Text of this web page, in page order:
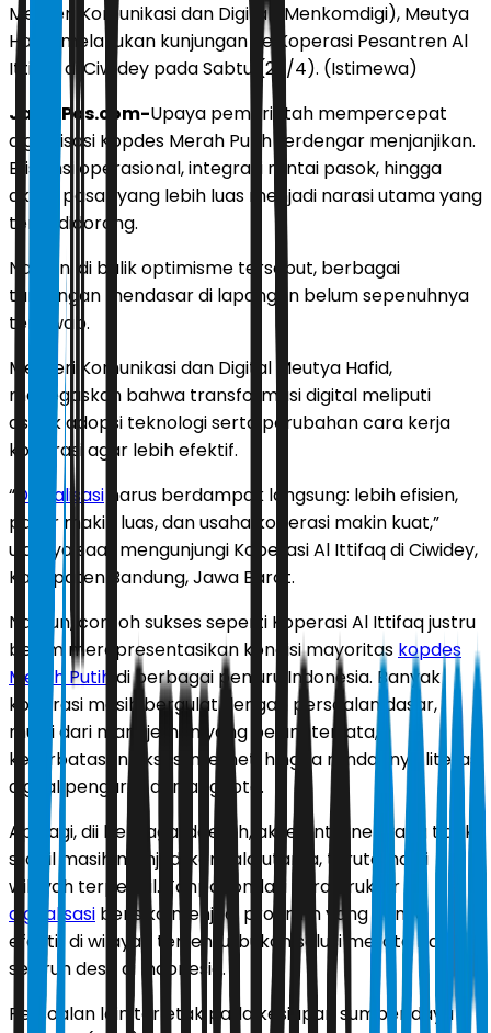
Menteri Komunikasi dan Digital (Menkomdigi), Meutya
Hafid, melakukan kunjungan ke Koperasi Pesantren Al
Ittifaq di Ciwidey pada Sabtu (25/4). (Istimewa)
JawaPos.com-Upaya pemerintah mempercepat
digitalisasi Kopdes Merah Putih terdengar menjanjikan.
Efisiensi operasional, integrasi rantai pasok, hingga
akses pasar yang lebih luas menjadi narasi utama yang
terus didorong.
Namun, di balik optimisme tersebut, berbagai
tantangan mendasar di lapangan belum sepenuhnya
terjawab.
Menteri Komunikasi dan Digital Meutya Hafid,
menegaskan bahwa transformasi digital meliputi
aspek adopsi teknologi serta perubahan cara kerja
koperasi agar lebih efektif.
“ Digitalisasi harus berdampak langsung: lebih efisien,
pasar makin luas, dan usaha koperasi makin kuat,”
ujarnya saat mengunjungi Koperasi Al Ittifaq di Ciwidey,
Kabupaten Bandung, Jawa Barat.
Namun, contoh sukses seperti Koperasi Al Ittifaq justru
belum merepresentasikan kondisi mayoritas kopdes
Merah Putih di berbagai penjuru Indonesia. Banyak
koperasi masih bergulat dengan persoalan dasar,
mulai dari manajemen yang belum tertata,
keterbatasan akses internet, hingga rendahnya literasi
digital pengurus dan anggota.
Apalagi, dii berbagai daerah, akses internet yang tidak
stabil masih menjadi kendala utama, terutama di
wilayah terpencil. Tanpa fondasi infrastruktur ini,
digitalisasi berisiko menjadi program yang hanya
efektif di wilayah tertentu, bukan solusi merata bagi
seluruh desa di Indonesia.
Persoalan lain terletak pada kesiapan sumber daya